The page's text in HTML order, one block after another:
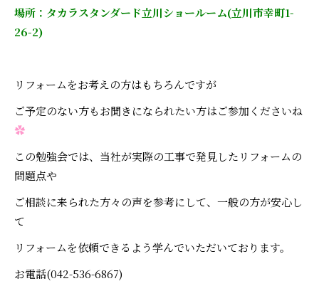
場所：タカラスタンダード立川ショールーム(立川市幸町1-
26-2)
リフォームをお考えの方はもちろんですが
ご予定のない方もお聞きになられたい方はご参加くださいね
✿
この勉強会では、当社が実際の工事で発見したリフォームの
問題点や
ご相談に来られた方々の声を参考にして、一般の方が安心し
て
リフォームを依頼できるよう学んでいただいております。
お電話(042-536-6867)